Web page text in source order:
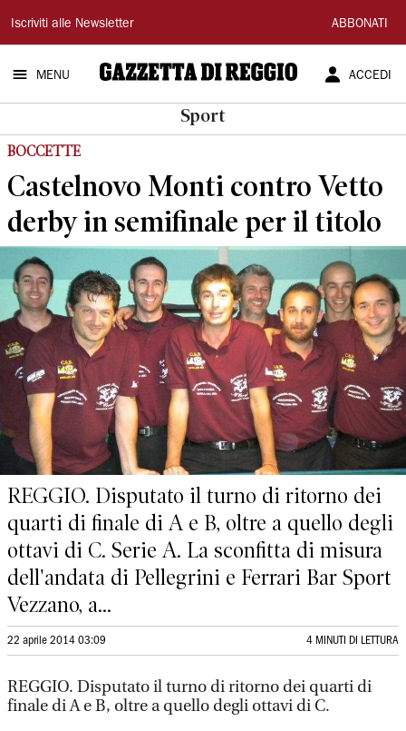
Gazzetta
di
Reggio
Iscriviti alle Newsletter ABBONATI
MENU ACCEDI
Sport
BOCCETTE
Castelnovo Monti contro Vetto
derby in semifinale per il titolo
REGGIO. Disputato il turno di ritorno dei
quarti di finale di A e B, oltre a quello degli
ottavi di C. Serie A. La sconfitta di misura
dell'andata di Pellegrini e Ferrari Bar Sport
Vezzano, a...
22 aprile 2014 03:09 4 MINUTI DI LETTURA
REGGIO. Disputato il turno di ritorno dei quarti di
finale di A e B, oltre a quello degli ottavi di C.